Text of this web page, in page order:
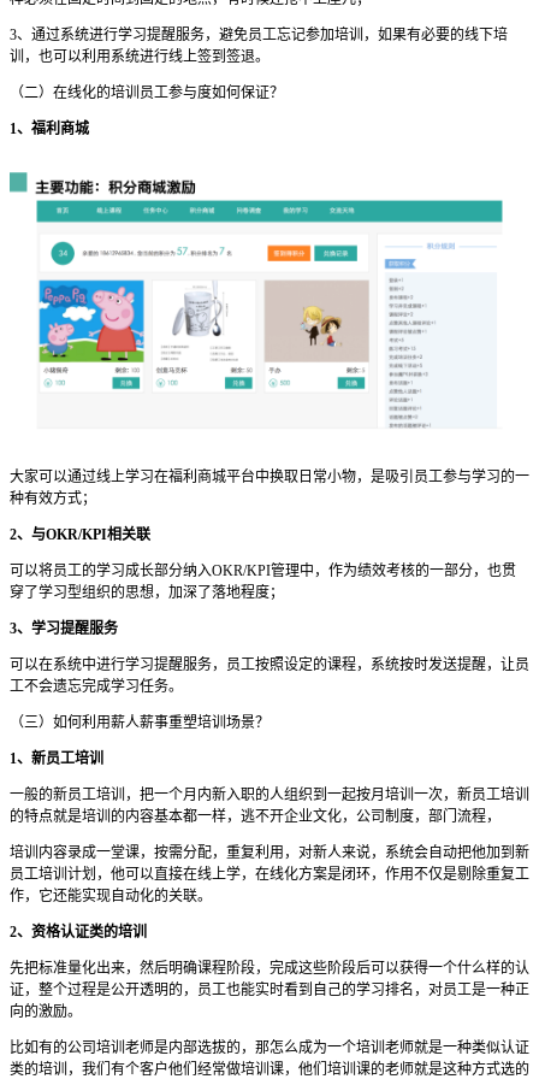
3、通过系统进行学习提醒服务，避免员工忘记参加培训，如果有必要的线下培
训，也可以利用系统进行线上签到签退。
（二）在线化的培训员工参与度如何保证？
1、福利商城
大家可以通过线上学习在福利商城平台中换取日常小物，是吸引员工参与学习的一
种有效方式；
2、与OKR/KPI相关联
可以将员工的学习成长部分纳入OKR/KPI管理中，作为绩效考核的一部分，也贯
穿了学习型组织的思想，加深了落地程度；
3、学习提醒服务
可以在系统中进行学习提醒服务，员工按照设定的课程，系统按时发送提醒，让员
工不会遗忘完成学习任务。
（三）如何利用薪人薪事重塑培训场景？
1、新员工培训
一般的新员工培训，把一个月内新入职的人组织到一起按月培训一次，新员工培训
的特点就是培训的内容基本都一样，逃不开企业文化，公司制度，部门流程，
培训内容录成一堂课，按需分配，重复利用，对新人来说，系统会自动把他加到新
员工培训计划，他可以直接在线上学，在线化方案是闭环，作用不仅是剔除重复工
作，它还能实现自动化的关联。
2、资格认证类的培训
先把标准量化出来，然后明确课程阶段，完成这些阶段后可以获得一个什么样的认
证，整个过程是公开透明的，员工也能实时看到自己的学习排名，对员工是一种正
向的激励。
比如有的公司培训老师是内部选拔的，那怎么成为一个培训老师就是一种类似认证
类的培训，我们有个客户他们经常做培训课，他们培训课的老师就是这种方式选的